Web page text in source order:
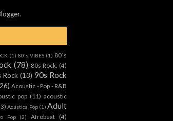
.
(1) 80's VIBES (1) 80´s
(78) 80s Rock. (4)
Rock (13) 90s Rock
Acoustic - Pop - R&B
pop (11) acoustic
Acústica Pop (1) Adult
Pop (2) Afrobeat
(4)